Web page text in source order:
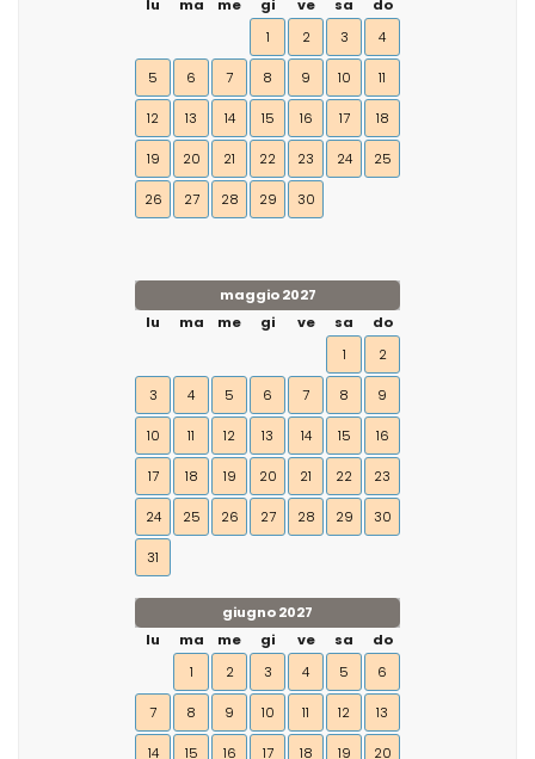
lu
ma me gi ve sa
do
1
2 3 4
5 6 7 8 9 10 11
12 13 14 15 16 17 18
19 20 21 22 23 24 25
26 27 28 29 30
maggio 2027
lu
ma me gi ve sa
do
1
2
3 4 5 6 7 8 9
10 11 12 13 14 15 16
17 18 19 20 21 22 23
24 25 26 27 28 29 30
31
giugno 2027
lu
ma me gi ve sa
do
1
2 3 4 5 6
7 8 9 10 11 12 13
14 15 16 17 18 19 20